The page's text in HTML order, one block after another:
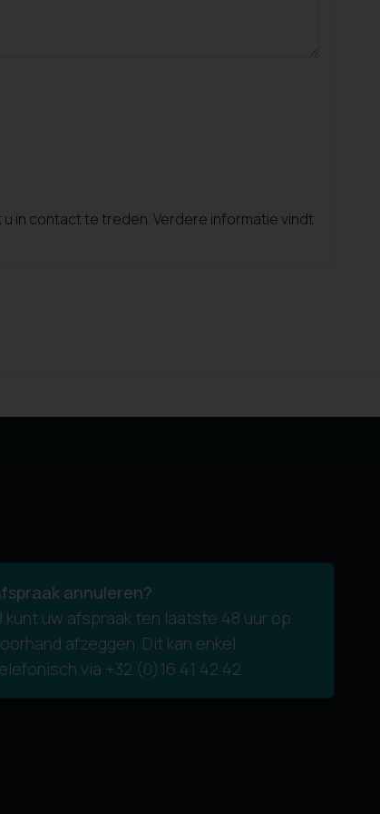
in contact te treden. Verdere informatie vindt
annuleren?
kunt uw afspraak ten laatste 48 uur op
afzeggen. Dit kan enkel
via +32 (0)16 41 42 42.